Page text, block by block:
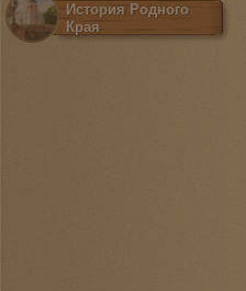
История Родного
Края